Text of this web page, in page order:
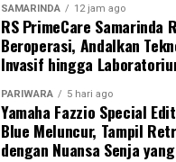
SAMARINDA 12 jam ago
RS PrimeCare Samarinda
Beroperasi, Andalkan
Invasif hingga
PARIWARA 5 hari ago
Yamaha Fazzio Special
Blue Meluncur, Tampil
dengan Nuansa Senja